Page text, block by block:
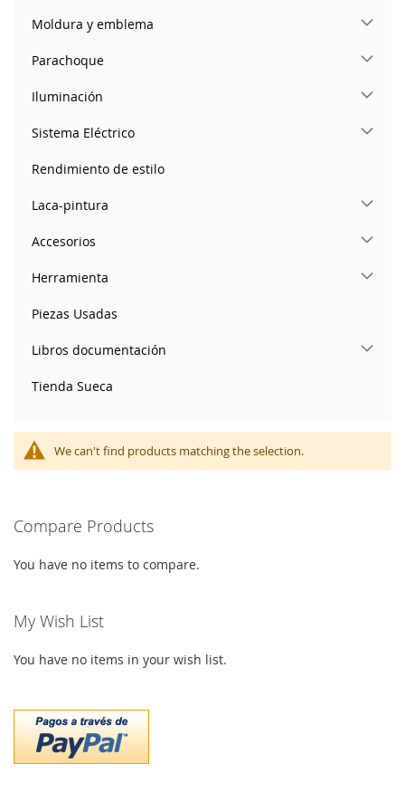
We can't find products matching the selection.
Moldura y emblema
Parachoque
Iluminación
Sistema Eléctrico
Rendimiento de estilo
Laca-pintura
Accesorios
Herramienta
Piezas Usadas
Libros documentación
Tienda Sueca
Compare Products
You have no items to compare.
My Wish List
You have no items in your wish list.